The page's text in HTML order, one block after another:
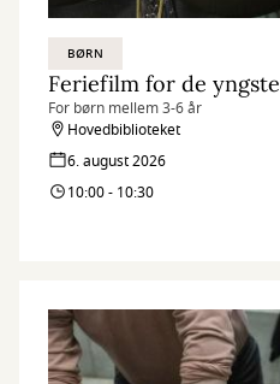
BØRN
Feriefilm for de yngste
For børn mellem 3-6 år
Hovedbiblioteket
6. august 2026
10:00 - 10:30